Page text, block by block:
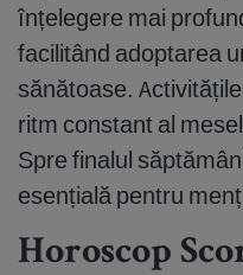
înțelegere mai
facilitând adoptarea
sănătoase.
ritm constant al
Spre finalul
esențială pentru
Horoscop